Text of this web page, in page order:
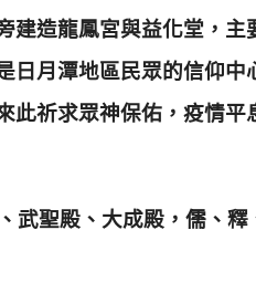
建造龍鳳宮與益化堂，主
日月潭地區民眾的信仰中
此祈求眾神保佑，疫情平
武聖殿、大成殿， 儒、釋